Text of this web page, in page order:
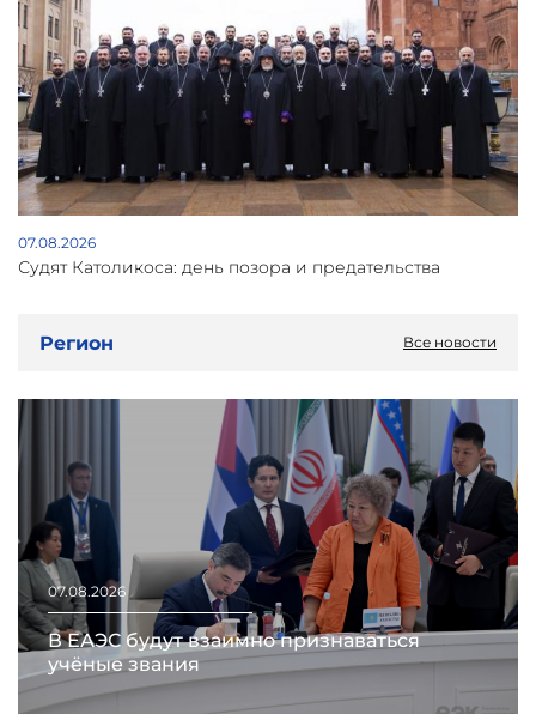
07.08.2026
Судят Католикоса: день позора и предательства
Регион Все новости
07.08.2026
В ЕАЭС будут взаимно признаваться
учёные звания